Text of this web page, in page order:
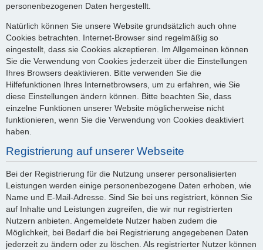
personenbezogenen Daten hergestellt.
Natürlich können Sie unsere Website grundsätzlich auch ohne
Cookies betrachten. Internet-Browser sind regelmäßig so
eingestellt, dass sie Cookies akzeptieren. Im Allgemeinen können
Sie die Verwendung von Cookies jederzeit über die Einstellungen
Ihres Browsers deaktivieren. Bitte verwenden Sie die
Hilfefunktionen Ihres Internetbrowsers, um zu erfahren, wie Sie
diese Einstellungen ändern können. Bitte beachten Sie, dass
einzelne Funktionen unserer Website möglicherweise nicht
funktionieren, wenn Sie die Verwendung von Cookies deaktiviert
haben.
Registrierung auf unserer Webseite
Bei der Registrierung für die Nutzung unserer personalisierten
Leistungen werden einige personenbezogene Daten erhoben, wie
Name und E-Mail-Adresse. Sind Sie bei uns registriert, können Sie
auf Inhalte und Leistungen zugreifen, die wir nur registrierten
Nutzern anbieten. Angemeldete Nutzer haben zudem die
Möglichkeit, bei Bedarf die bei Registrierung angegebenen Daten
jederzeit zu ändern oder zu löschen. Als registrierter Nutzer können